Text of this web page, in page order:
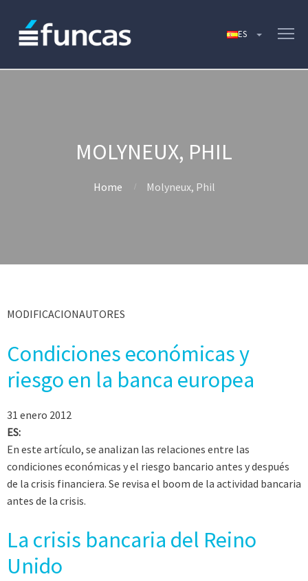
MOLYNEUX, PHIL
Home Molyneux, Phil
MODIFICACIONAUTORES
Condiciones económicas y
riesgo en la banca europea
31 enero 2012
ES:
En este artículo, se analizan las relaciones entre las
condiciones económicas y el riesgo bancario antes y después
de la crisis financiera. Se revisa el boom de la actividad bancaria
antes de la crisis.
La crisis bancaria del Reino
Unido